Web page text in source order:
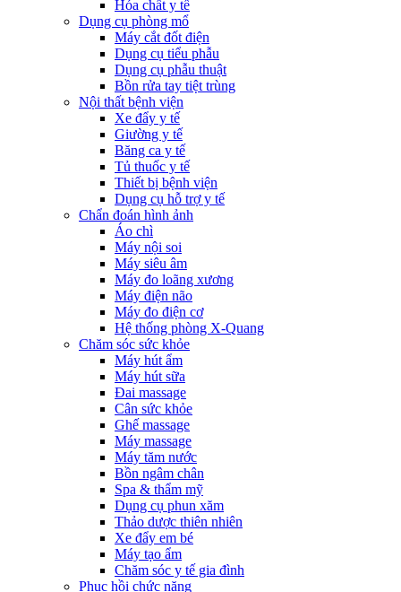
Hóa chất y tế
Dụng cụ phòng mổ
Máy cắt đốt điện
Dụng cụ tiểu phẫu
Dụng cụ phẫu thuật
Bồn rửa tay tiệt trùng
Nội thất bệnh viện
Xe đẩy y tế
Giường y tế
Băng ca y tế
Tủ thuốc y tế
Thiết bị bệnh viện
Dụng cụ hỗ trợ y tế
Chẩn đoán hình ảnh
Áo chì
Máy nội soi
Máy siêu âm
Máy đo loãng xương
Máy điện não
Máy đo điện cơ
Hệ thống phòng X-Quang
Chăm sóc sức khỏe
Máy hút ẩm
Máy hút sữa
Đai massage
Cân sức khỏe
Ghế massage
Máy massage
Máy tăm nước
Bồn ngâm chân
Spa & thẩm mỹ
Dụng cụ phun xăm
Thảo dược thiên nhiên
Xe đẩy em bé
Máy tạo ẩm
Chăm sóc y tế gia đình
Phục hồi chức năng